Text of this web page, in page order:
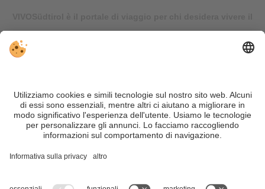
contenuti, si possono verificare errori. Non garantiamo la
correttezza e la completezza di tutte le informazioni. Per
motivi di sicurezza, si prega di verificare chiedendo
direttamente sul posto all'organizzatore.